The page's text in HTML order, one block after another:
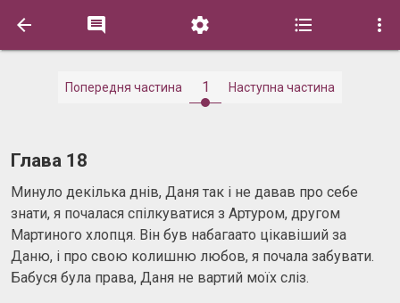
    
Попередня частина 1 Наступна частина
Глава 18
Минуло декілька днів, Даня так і не давав про себе
знати, я почалася спілкуватися з Артуром, другом
Мартиного хлопця. Він був набагаато цікавіший за
Даню, і про свою колишню любов, я почала забувати.
Бабуся була права, Даня не вартий моїх сліз.